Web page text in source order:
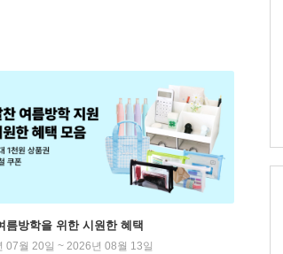
름방학을 위한 시원한 혜택
07월 20일 ~ 2026년 08월 13일